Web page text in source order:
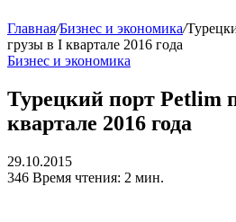
Главная/Бизнес и экономика/
грузы в I квартале 2016 года
Бизнес и экономика
Турецкий порт Petlim
квартале 2016 года
29.10.2015
346 Время чтения: 2 мин.